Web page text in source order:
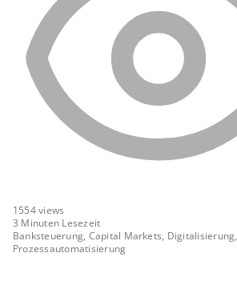
1554views
3 Minuten Lesezeit
Banksteuerung, Capital Markets, Digitalisierung,
Prozessautomatisierung